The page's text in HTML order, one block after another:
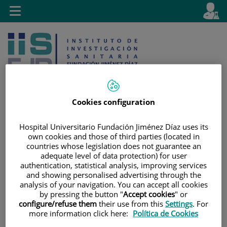
Jump to content
Language
Active
en
Search
Toggle
navigation
Cookies configuration
Hospital Universitario Fundación Jiménez Díaz uses its
own cookies and those of third parties (located in
countries whose legislation does not guarantee an
adequate level of data protection) for user
authentication, statistical analysis, improving services
and showing personalised advertising through the
analysis of your navigation. You can accept all cookies
by pressing the button "Accept cookies" or
configure/refuse them their use from this Settings. For
more information click here: Política de Cookies